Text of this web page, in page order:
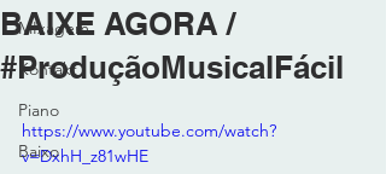
MIxagem
Kontakt
Piano
Baixo
BAIXE AGORA /
#ProduçãoMusicalFácil
https://www.youtube.com/watch?
v=DxhH_z81wHE